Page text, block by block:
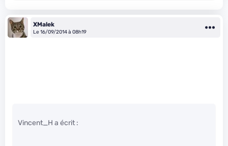
XMalek
Le 16/09/2014 à 08h19
Vincent_H a écrit :